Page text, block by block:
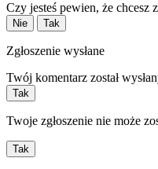
Czy jesteś pewien, że chcesz
Nie Tak
Zgłoszenie wysłane
Twój komentarz został
Tak
Twoje zgłoszenie nie może
Tak